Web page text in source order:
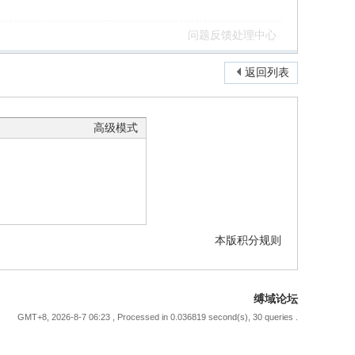
问题反馈处理中心
返回列表
高级模式
本版积分规则
缚域论坛
GMT+8, 2026-8-7 06:23 , Processed in 0.036819 second(s), 30 queries .